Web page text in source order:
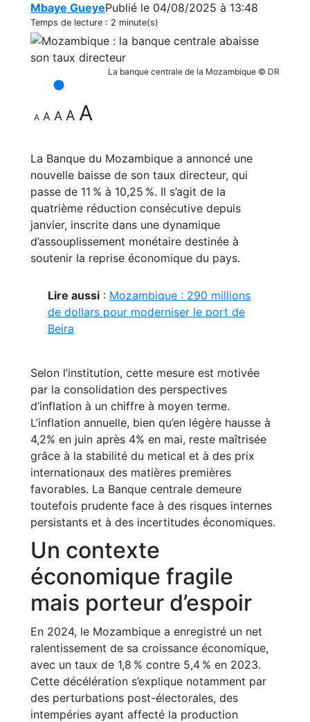
Mbaye GueyePublié le 04/08/2025 à 13:48
Temps de lecture : 2 minute(s)
La banque centrale de la Mozambique © DR
A A A A A
La Banque du Mozambique a annoncé une
nouvelle baisse de son taux directeur, qui
passe de 11 % à 10,25 %. Il s’agit de la
quatrième réduction consécutive depuis
janvier, inscrite dans une dynamique
d’assouplissement monétaire destinée à
soutenir la reprise économique du pays.
Lire aussi : Mozambique : 290 millions
de dollars pour moderniser le port de
Beira
Selon l’institution, cette mesure est motivée
par la consolidation des perspectives
d’inflation à un chiffre à moyen terme.
L’inflation annuelle, bien qu’en légère hausse à
4,2% en juin après 4% en mai, reste maîtrisée
grâce à la stabilité du metical et à des prix
internationaux des matières premières
favorables. La Banque centrale demeure
toutefois prudente face à des risques internes
persistants et à des incertitudes économiques.
Un contexte
économique fragile
mais porteur d’espoir
En 2024, le Mozambique a enregistré un net
ralentissement de sa croissance économique,
avec un taux de 1,8 % contre 5,4 % en 2023.
Cette décélération s’explique notamment par
des perturbations post-électorales, des
intempéries ayant affecté la production